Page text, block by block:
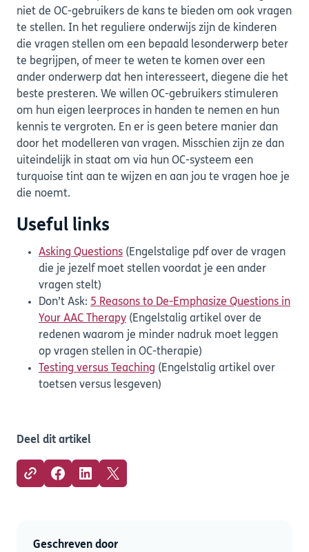
niet de OC-gebruikers de kans te bieden om ook vragen
te stellen. In het reguliere onderwijs zijn de kinderen
die vragen stellen om een bepaald lesonderwerp beter
te begrijpen, of meer te weten te komen over een
ander onderwerp dat hen interesseert, diegene die het
beste presteren. We willen OC-gebruikers stimuleren
om hun eigen leerproces in handen te nemen en hun
kennis te vergroten. En er is geen betere manier dan
door het modelleren van vragen. Misschien zijn ze dan
uiteindelijk in staat om via hun OC-systeem een
turquoise tint aan te wijzen en aan jou te vragen hoe je
die noemt.
Useful links
Asking Questions (Engelstalige pdf over de vragen
die je jezelf moet stellen voordat je een ander
vragen stelt)
Don’t Ask: 5 Reasons to De-Emphasize Questions in
Your AAC Therapy (Engelstalig artikel over de
redenen waarom je minder nadruk moet leggen
op vragen stellen in OC-therapie)
Testing versus Teaching (Engelstalig artikel over
toetsen versus lesgeven)
Deel dit artikel
Geschreven door